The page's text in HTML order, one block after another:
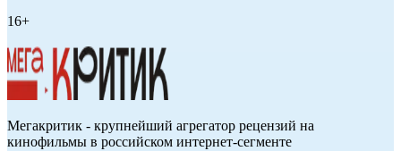
16+
Мегакритик - крупнейший агрегатор рецензий на
кинофильмы в российском интернет-сегменте